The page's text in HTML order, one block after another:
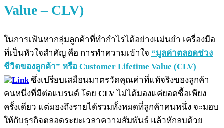
Value – CLV)
ในการเฟ้นหากลุ่มลูกค้าที่ทำกำไรได้อย่างแม่นยำ เครื่องมือ
ที่เป็นหัวใจสำคัญ คือ การทำความเข้าใจ “มูลค่าตลอดช่วง
ชีวิตของลูกค้า” หรือ Customer Lifetime Value (CLV)
ซึ่งเปรียบเสมือนมาตรวัดคุณค่าที่แท้จริงของลูกค้า
คนหนึ่งที่มีต่อแบรนด์ โดย CLVไม่ได้มองแค่ยอดซื้อเพียง
ครั้งเดียว แต่มองถึงรายได้รวมทั้งหมดที่ลูกค้าคนหนึ่ง จะมอบ
ให้กับธุรกิจตลอดระยะเวลาความสัมพันธ์ แล้วหักลบด้วย